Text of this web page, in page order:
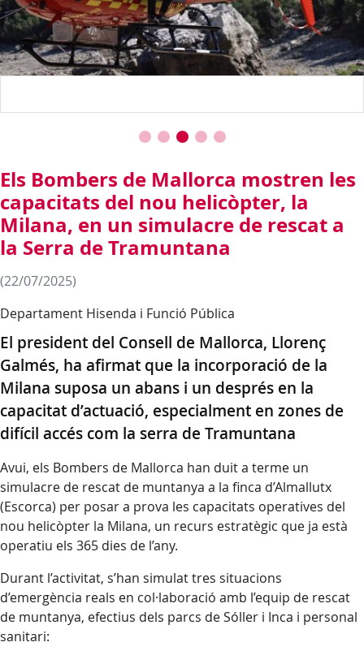
Els Bombers de Mallorca mostren les
capacitats del nou helicòpter, la
Milana, en un simulacre de rescat a
la Serra de Tramuntana
(22/07/2025)
Departament Hisenda i Funció Pública
El president del Consell de Mallorca, Llorenç
Galmés, ha afirmat que la incorporació de la
Milana suposa un abans i un després en la
capacitat d’actuació, especialment en zones de
difícil accés com la serra de Tramuntana
Avui, els Bombers de Mallorca han duit a terme un
simulacre de rescat de muntanya a la finca d’Almallutx
(Escorca) per posar a prova les capacitats operatives del
nou helicòpter la Milana, un recurs estratègic que ja està
operatiu els 365 dies de l’any.
Durant l’activitat, s’han simulat tres situacions
d’emergència reals en col·laboració amb l’equip de rescat
de muntanya, efectius dels parcs de Sóller i Inca i personal
sanitari: